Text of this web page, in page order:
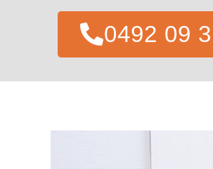
0492 09